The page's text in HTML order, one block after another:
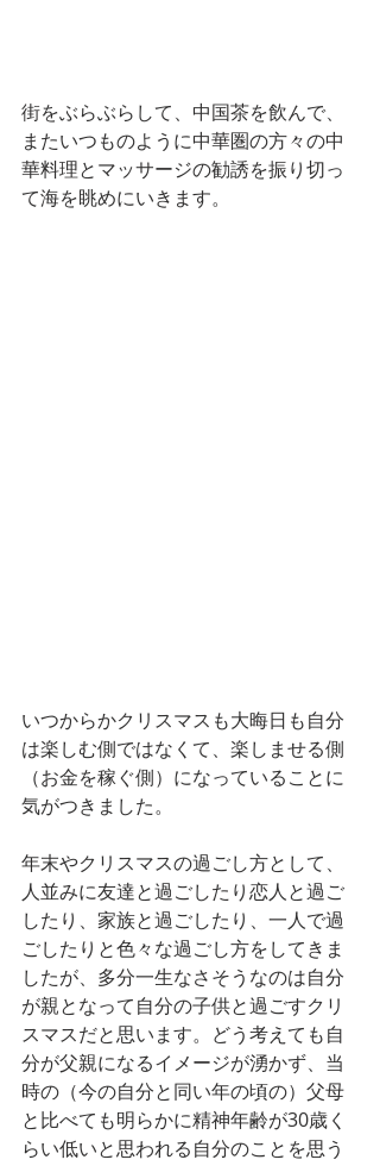
街をぶらぶらして、中国茶を飲んで、
またいつものように中華圏の方々の中
華料理とマッサージの勧誘を振り切っ
て海を眺めにいきます。
いつからかクリスマスも大晦日も自分
は楽しむ側ではなくて、楽しませる側
（お金を稼ぐ側）になっていることに
気がつきました。
年末やクリスマスの過ごし方として、
人並みに友達と過ごしたり恋人と過ご
したり、家族と過ごしたり、一人で過
ごしたりと色々な過ごし方をしてきま
したが、多分一生なさそうなのは自分
が親となって自分の子供と過ごすクリ
スマスだと思います。どう考えても自
分が父親になるイメージが湧かず、当
時の（今の自分と同い年の頃の）父母
と比べても明らかに精神年齢が30歳く
らい低いと思われる自分のことを思う